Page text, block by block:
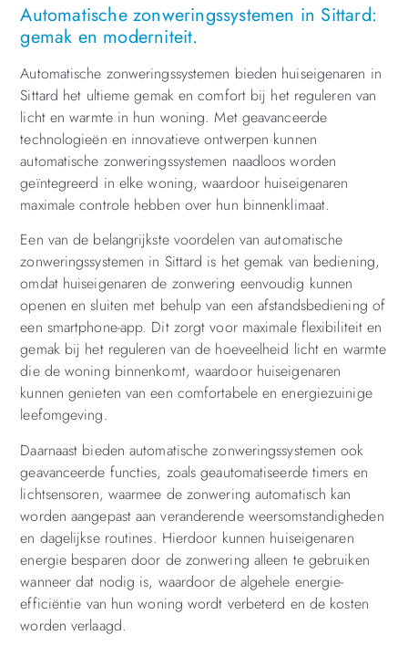
Automatische zonweringssystemen in Sittard:
gemak en moderniteit.
Automatische zonweringssystemen bieden huiseigenaren in
Sittard het ultieme gemak en comfort bij het reguleren van
licht en warmte in hun woning. Met geavanceerde
technologieën en innovatieve ontwerpen kunnen
automatische zonweringssystemen naadloos worden
geïntegreerd in elke woning, waardoor huiseigenaren
maximale controle hebben over hun binnenklimaat.
Een van de belangrijkste voordelen van automatische
zonweringssystemen in Sittard is het gemak van bediening,
omdat huiseigenaren de zonwering eenvoudig kunnen
openen en sluiten met behulp van een afstandsbediening of
een smartphone-app. Dit zorgt voor maximale flexibiliteit en
gemak bij het reguleren van de hoeveelheid licht en warmte
die de woning binnenkomt, waardoor huiseigenaren
kunnen genieten van een comfortabele en energiezuinige
leefomgeving.
Daarnaast bieden automatische zonweringssystemen ook
geavanceerde functies, zoals geautomatiseerde timers en
lichtsensoren, waarmee de zonwering automatisch kan
worden aangepast aan veranderende weersomstandigheden
en dagelijkse routines. Hierdoor kunnen huiseigenaren
energie besparen door de zonwering alleen te gebruiken
wanneer dat nodig is, waardoor de algehele energie-
efficiëntie van hun woning wordt verbeterd en de kosten
worden verlaagd.